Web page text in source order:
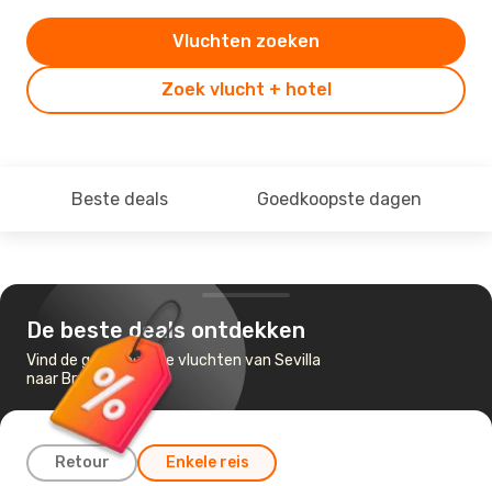
Zoek vlucht + hotel
Vluchten zoeken
Beste deals Goedkoopste dagen
De beste deals ontdekken
Vind de goedkoopste vluchten van Sevilla
naar Brussel
Retour Enkele reis